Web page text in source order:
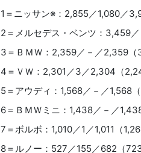
1＝ニッサン※：2,855／1,080／
2＝メルセデス・ベンツ：3,459
3＝ＢＭＷ：2,359／－／2,359（
4＝ＶＷ：2,301／3／2,304（
5＝アウディ：1,568／－／1,568（
6＝ＢＭＷミニ：1,438／－／1,438
7＝ボルボ：1,010／1／1,011（
8＝ルノー：527／155／682（723